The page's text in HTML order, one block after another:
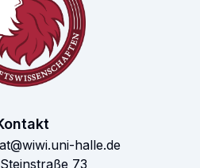
halle.de
73